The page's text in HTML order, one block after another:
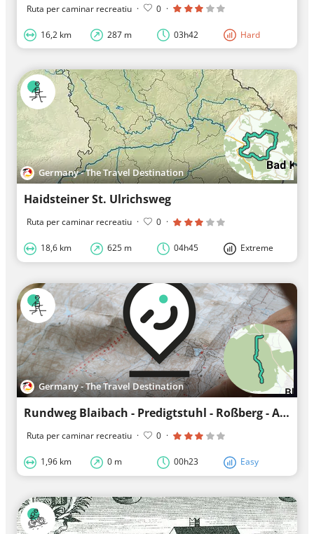
Ruta per caminar recreatiu · 0 ·
16,2 km 287 m 03h42 Hard
Germany - The Travel Destination
Haidsteiner St. Ulrichsweg
Ruta per caminar recreatiu · 0 ·
18,6 km 625 m 04h45 Extreme
Germany - The Travel Destination
Rundweg Blaibach - Predigtstuhl - Roßberg - Abkürzung
Ruta per caminar recreatiu · 0 ·
1,96 km 0 m 00h23 Easy